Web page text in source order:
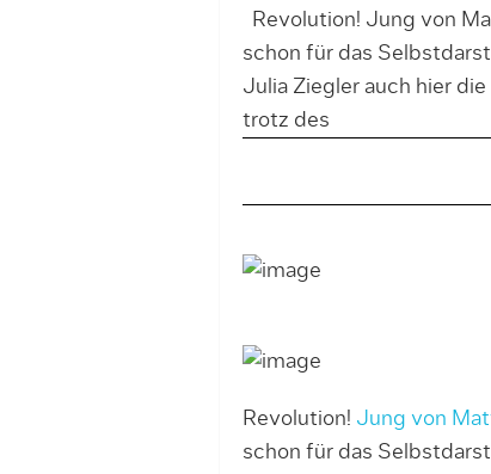
Revolution! Jung von
schon für das
Julia Ziegler auch hier
trotz des
Revolution! Jung von
schon für das